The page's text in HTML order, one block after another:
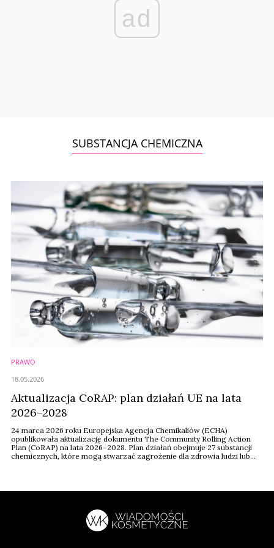
ad
SUBSTANCJA CHEMICZNA
PRAWO
Aktualizacja CoRAP: plan działań UE na lata
2026–2028
24 marca 2026 roku Europejska Agencja Chemikaliów (ECHA)
opublikowała aktualizację dokumentu The Community Rolling Action
Plan (CoRAP) na lata 2026–2028. Plan działań obejmuje 27 substancji
chemicznych, które mogą stwarzać zagrożenie dla zdrowia ludzi lub
18.05.2026